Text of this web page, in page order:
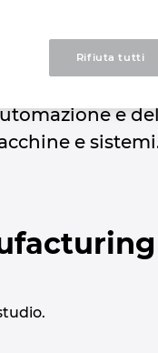
4.0
e
e
Rifiuta tutti